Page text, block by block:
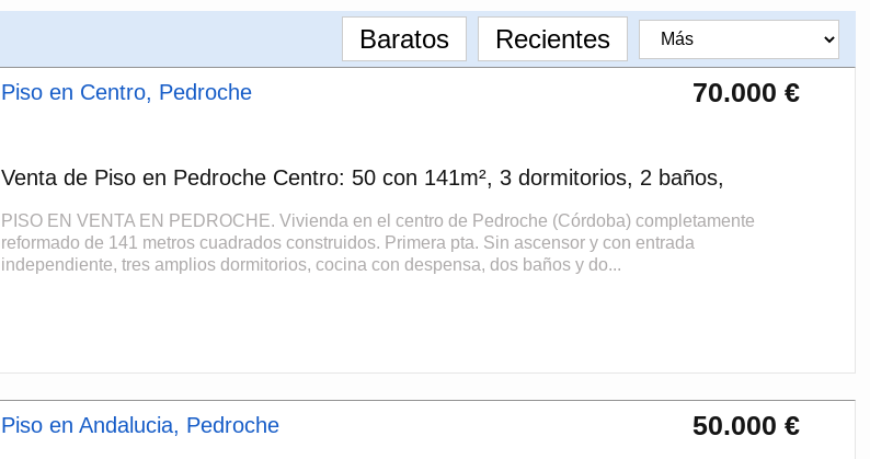
Baratos Recientes
Piso en Centro, Pedroche 70.000 €
Venta de Piso en Pedroche Centro: 50 con 141m², 3 dormitorios, 2 baños,
PISO EN VENTA EN PEDROCHE. Vivienda en el centro de Pedroche (Córdoba) completamente
reformado de 141 metros cuadrados construidos. Primera pta. Sin ascensor y con entrada
independiente, tres amplios dormitorios, cocina con despensa, dos baños y do...
Piso en Andalucia, Pedroche 50.000 €